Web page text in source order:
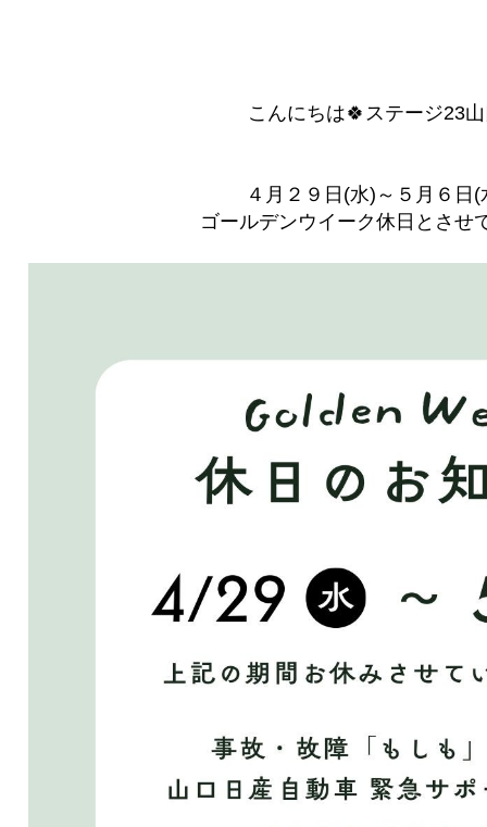
こんにちは🍀ステージ23
４月２９日(水)～５月６日(
ゴールデンウイーク休日とさせ